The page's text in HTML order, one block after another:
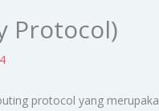
Protocol)
protocol yang